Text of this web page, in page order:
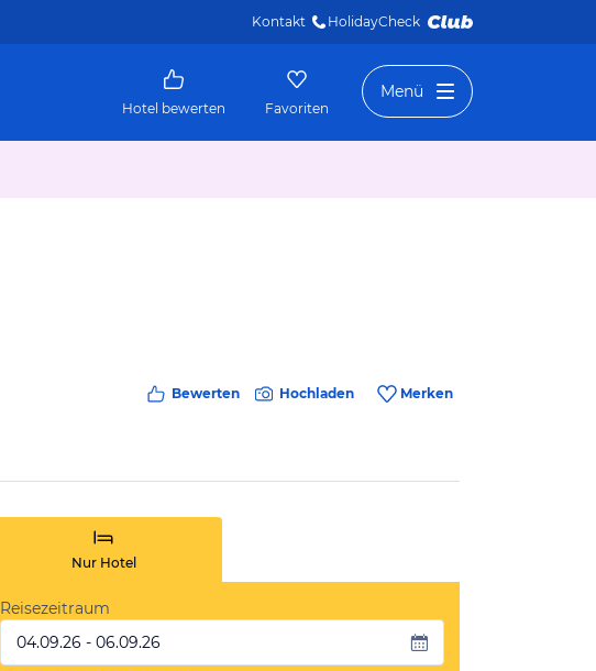
Kontakt HolidayCheck
Hotel bewerten Favoriten
Menü
Bewerten Hochladen Merken
Nur Hotel
Reisezeitraum
04.09.26 - 06.09.26